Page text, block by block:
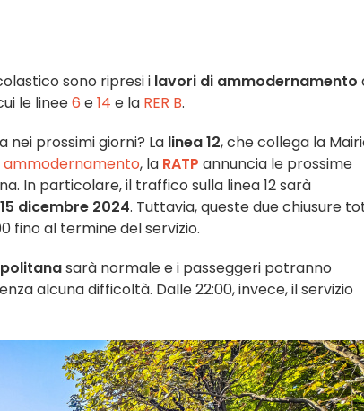
sono ripresi i lavori di ammodernamento
le linee6 e14 e la RER B.
prossimi giorni? La linea 12, che collega la
ammodernamento, la RATP annuncia le prossime
In particolare, il traffico sulla linea 12 sarà
dicembre 2024. Tuttavia, queste due chiusure
fino al termine del servizio.
sarà normale e i passeggeri potranno
alcuna difficoltà. Dalle 22:00, invece, il servizio